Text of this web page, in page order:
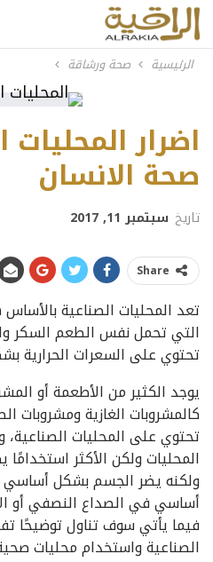
الرئيسية صحة ورشاقة
اضرار
صحة الانسان
تاريخ سبتمبر 11, 2017
Share
تعد المحليات الصناعية
التي تحمل نفس الطعم السكر
تحتوي على السعرات الحرارية
يوجد الكثير من الأطعمة أو
كالمشروبات الغازية
تحتوي على المحليات الصناعية،
المحليات ولكن الأكثر استخدامًا
ولكنه يضر الجسم بشكل أساسي
أساسي في الصداع النصفي أو
فيما يأتي سوف تناول توضيحًا
الصناعية واستخدام محليات